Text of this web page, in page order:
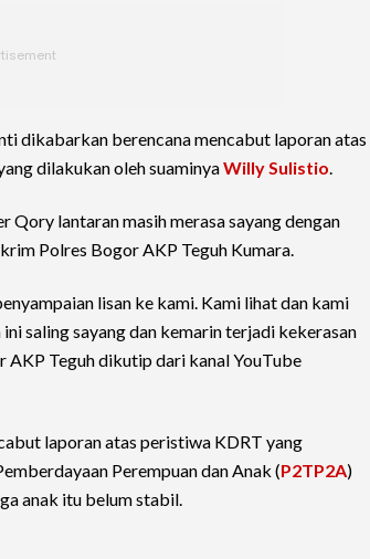
dikabarkan berencana mencabut laporan atas
dilakukan oleh suaminyaWilly Sulistio.
lantaran masih merasa sayang dengan
Polres Bogor AKP Teguh Kumara.
lisan ke kami. Kami lihat dan kami
saling sayang dan kemarin terjadi kekerasan
AKP Teguh dikutip dari kanal YouTube
laporan atas peristiwa KDRT yang
Perempuan dan Anak (P2TP2A)
anak itu belum stabil.